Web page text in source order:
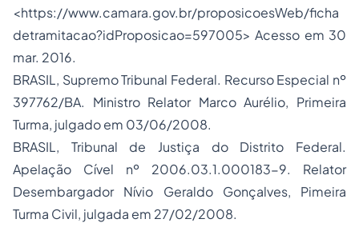
<https://www.camara.gov.br/proposicoesWeb/ficha
detramitacao?idProposicao=597005> Acesso em 30
mar. 2016.
BRASIL, Supremo Tribunal Federal. Recurso Especial nº
397762/BA. Ministro Relator Marco Aurélio, Primeira
Turma, julgado em 03/06/2008.
BRASIL, Tribunal de Justiça do Distrito Federal.
Apelação Cível nº 2006.03.1.000183-9. Relator
Desembargador Nívio Geraldo Gonçalves, Pimeira
Turma Civil, julgada em 27/02/2008.